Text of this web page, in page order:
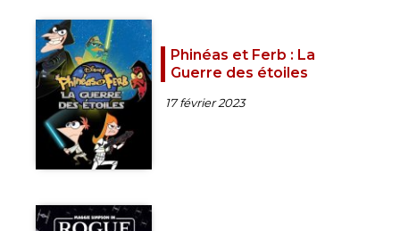
Phinéas et Ferb : La
Guerre des étoiles
17 février 2023